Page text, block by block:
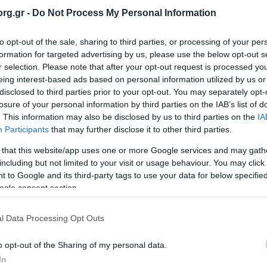
- Do Not Process My Personal Information
opt-out of the sale, sharing to third parties, or processing of your
for targeted advertising by us, please use the below opt-out
selection. Please note that after your opt-out request is processed
interest-based ads based on personal information utilized by us
to third parties prior to your opt-out. You may separately
of your personal information by third parties on the IAB’s list of
This information may also be disclosed by us to third parties on the
Participants that may further disclose it to other third parties.
that this website/app uses one or more Google services and may
but not limited to your visit or usage behaviour. You may
to Google and its third-party tags to use your data for below
consent section.
Data Processing Opt Outs
opt-out of the Sharing of my personal data.
Έκδοσης:02/11/2019
ζεστή εκδήλωση γεμάτη μνήμες από την πλούσια
Προσκόπων Μαγνησίας εγκαινίασε τον χώρο του
Προσκοπισμό, στην συμβολή των οδών Κασσαβέτη
όπου φυλάσσονται και εκτίθενται έγγραφα,
από την υπερεκατοντάχρονη πια πορεία του
για τη δημιουργία αυτού του Αρχείου έδωσε ο
Γιώργο Εμβαλωτή, Παναγιώτη Κωνσταντά και Ιορδάνη
προσπάθειες. Το αρχείο εμπλούτισαν με
στον Βόλο ιδρύθηκε το 1914 από τον
της Εφημερίδας Ταχυδρόμος και του Γηροκομείου